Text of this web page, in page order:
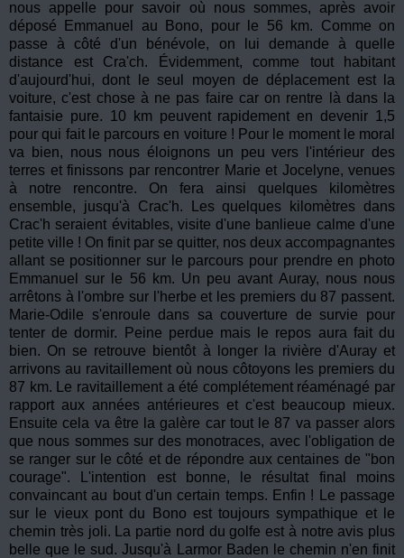
nous appelle pour savoir où nous sommes, après avoir
déposé Emmanuel au Bono, pour le 56 km. Comme on
passe à côté d'un bénévole, on lui demande à quelle
distance est Cra'ch. Évidemment, comme tout habitant
d'aujourd'hui, dont le seul moyen de déplacement est la
voiture, c'est chose à ne pas faire car on rentre là dans la
fantaisie pure. 10 km peuvent rapidement en devenir 1,5
pour qui fait le parcours en voiture ! Pour le moment le moral
va bien, nous nous éloignons un peu vers l'intérieur des
terres et finissons par rencontrer Marie et Jocelyne, venues
à notre rencontre. On fera ainsi quelques kilomètres
ensemble, jusqu'à Crac'h. Les quelques kilomètres dans
Crac'h seraient évitables, visite d'une banlieue calme d'une
petite ville ! On finit par se quitter, nos deux accompagnantes
allant se positionner sur le parcours pour prendre en photo
Emmanuel sur le 56 km. Un peu avant Auray, nous nous
arrêtons à l'ombre sur l'herbe et les premiers du 87 passent.
Marie-Odile s'enroule dans sa couverture de survie pour
tenter de dormir. Peine perdue mais le repos aura fait du
bien. On se retrouve bientôt à longer la rivière d'Auray et
arrivons au ravitaillement où nous côtoyons les premiers du
87 km. Le ravitaillement a été complétement réaménagé par
rapport aux années antérieures et c'est beaucoup mieux.
Ensuite cela va être la galère car tout le 87 va passer alors
que nous sommes sur des monotraces, avec l'obligation de
se ranger sur le côté et de répondre aux centaines de "bon
courage". L'intention est bonne, le résultat final moins
convaincant au bout d'un certain temps. Enfin ! Le passage
sur le vieux pont du Bono est toujours sympathique et le
chemin très joli. La partie nord du golfe est à notre avis plus
belle que le sud. Jusqu'à Larmor Baden le chemin n'en finit